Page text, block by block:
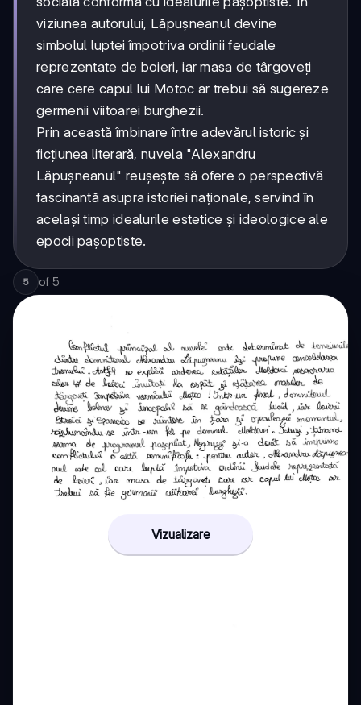
viziunea autorului, Lăpușneanul devine
simbolul luptei împotriva ordinii feudale
reprezentate de boieri, iar masa de târgoveți
care cere capul lui Motoc ar trebui să sugereze
germenii viitoarei burghezii.
Prin această îmbinare între adevărul istoric și
ficțiunea literară, nuvela "Alexandru
Lăpușneanul" reușește să ofere o perspectivă
fascinantă asupra istoriei naționale, servind în
același timp idealurile estetice și ideologice ale
epocii pașoptiste.
5 of 5
Vizualizare